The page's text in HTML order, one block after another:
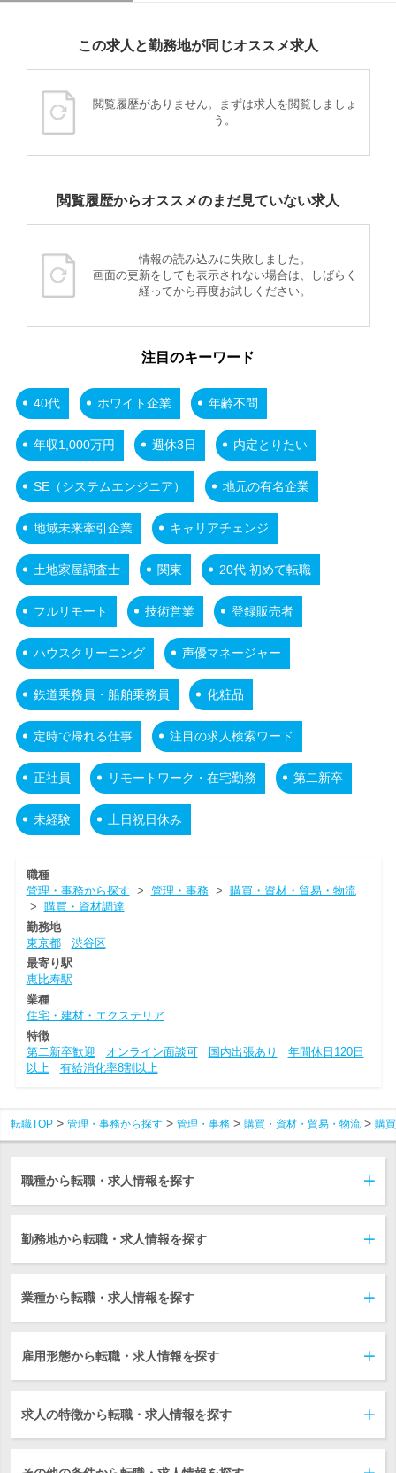
この求人と勤務地が同じオススメ求人
閲覧履歴がありません。まずは求人を閲覧しましょ
う。
閲覧履歴からオススメのまだ見ていない求人
情報の読み込みに失敗しました。
画面の更新をしても表示されない場合は、しばらく
経ってから再度お試しください。
注目のキーワード
40代 ホワイト企業 年齢不問
年収1,000万円 週休3日 内定とりたい
SE（システムエンジニア） 地元の有名企業
地域未来牽引企業 キャリアチェンジ
土地家屋調査士 関東 20代 初めて転職
フルリモート 技術営業 登録販売者
ハウスクリーニング 声優マネージャー
鉄道乗務員・船舶乗務員 化粧品
定時で帰れる仕事 注目の求人検索ワード
正社員 リモートワーク・在宅勤務 第二新卒
未経験 土日祝日休み
職種
管理・事務から探す > 管理・事務> 購買・資材・貿易・物流
> 購買・資材調達
勤務地
東京都
渋谷区
最寄り駅
恵比寿駅
業種
住宅・建材・エクステリア
特徴
第二新卒歓迎
オンライン面談可 国内出張あり
年間休日120日
以上
有給消化率8割以上
転職TOP 管理・事務から探す 管理・事務 購買・資材・貿易・物流 購
職種から転職・求人情報を探す
勤務地から転職・求人情報を探す
業種から転職・求人情報を探す
雇用形態から転職・求人情報を探す
求人の特徴から転職・求人情報を探す